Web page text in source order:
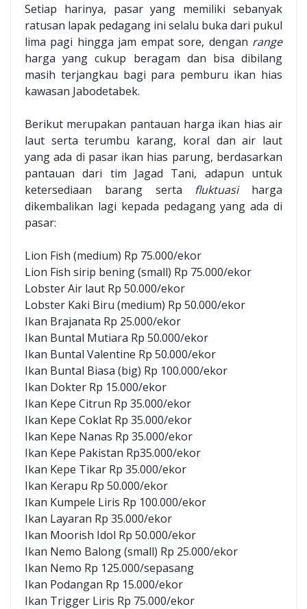
Setiap harinya, pasar yang memiliki sebanyak
ratusan lapak pedagang ini selalu buka dari pukul
lima pagi hingga jam empat sore, dengan range
harga yang cukup beragam dan bisa dibilang
masih terjangkau bagi para pemburu ikan hias
kawasan Jabodetabek.
Berikut merupakan pantauan harga ikan hias air
laut serta terumbu karang, koral dan air laut
yang ada di pasar ikan hias parung, berdasarkan
pantauan dari tim Jagad Tani, adapun untuk
ketersediaan barang serta fluktuasiharga
dikembalikan lagi kepada pedagang yang ada di
pasar:
Lion Fish (medium) Rp 75.000/ekor
Lion Fish sirip bening (small) Rp 75.000/ekor
Lobster Air laut Rp 50.000/ekor
Lobster Kaki Biru (medium) Rp 50.000/ekor
Ikan Brajanata Rp 25.000/ekor
Ikan Buntal Mutiara Rp 50.000/ekor
Ikan Buntal Valentine Rp 50.000/ekor
Ikan Buntal Biasa (big) Rp 100.000/ekor
Ikan Dokter Rp 15.000/ekor
Ikan Kepe Citrun Rp 35.000/ekor
Ikan Kepe Coklat Rp 35.000/ekor
Ikan Kepe Nanas Rp 35.000/ekor
Ikan Kepe Pakistan Rp35.000/ekor
Ikan Kepe Tikar Rp 35.000/ekor
Ikan Kerapu Rp 50.000/ekor
Ikan Kumpele Liris Rp 100.000/ekor
Ikan Layaran Rp 35.000/ekor
Ikan Moorish Idol Rp 50.000/ekor
Ikan Nemo Balong (small) Rp 25.000/ekor
Ikan Nemo Rp 125.000/sepasang
Ikan Podangan Rp 15.000/ekor
Ikan Trigger Liris Rp 75.000/ekor